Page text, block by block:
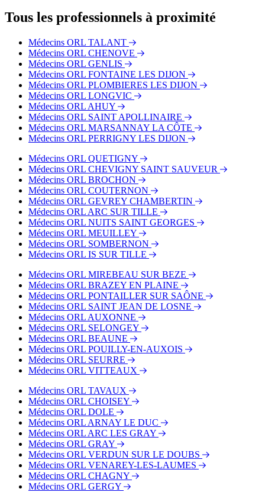
proximité des arrêts suivants :
Bus - SNCF Vincenot
Bus - Avenue du Lac
Tram - 1er Mai
Tram - Jaurès
Tous les professionnels à proximité
Médecins ORL TALANT
Médecins ORL CHENOVE
Médecins ORL GENLIS
Médecins ORL FONTAINE LES DIJON
Médecins ORL PLOMBIERES LES DIJON
Médecins ORL LONGVIC
Médecins ORL AHUY
Médecins ORL SAINT APOLLINAIRE
Médecins ORL MARSANNAY LA CÔTE
Médecins ORL PERRIGNY LES DIJON
Médecins ORL QUETIGNY
Médecins ORL CHEVIGNY SAINT SAUVEUR
Médecins ORL BROCHON
Médecins ORL COUTERNON
Médecins ORL GEVREY CHAMBERTIN
Médecins ORL ARC SUR TILLE
Médecins ORL NUITS SAINT GEORGES
Médecins ORL MEUILLEY
Médecins ORL SOMBERNON
Médecins ORL IS SUR TILLE
Médecins ORL MIREBEAU SUR BEZE
Médecins ORL BRAZEY EN PLAINE
Médecins ORL PONTAILLER SUR SAÔNE
Médecins ORL SAINT JEAN DE LOSNE
Médecins ORL AUXONNE
Médecins ORL SELONGEY
Médecins ORL BEAUNE
Médecins ORL POUILLY-EN-AUXOIS
Médecins ORL SEURRE
Médecins ORL VITTEAUX
Médecins ORL TAVAUX
Médecins ORL CHOISEY
Médecins ORL DOLE
Médecins ORL ARNAY LE DUC
Médecins ORL ARC LES GRAY
Médecins ORL GRAY
Médecins ORL VERDUN SUR LE DOUBS
Médecins ORL VENAREY-LES-LAUMES
Médecins ORL CHAGNY
Médecins ORL GERGY